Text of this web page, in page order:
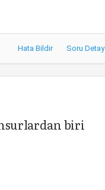
Hata Bildir Soru Detay
biri